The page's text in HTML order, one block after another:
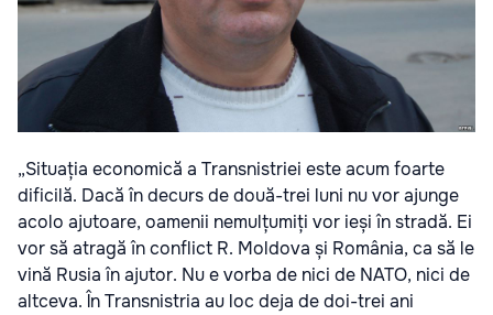
„Situația economică a Transnistriei este acum foarte
dificilă. Dacă în decurs de două-trei luni nu vor ajunge
acolo ajutoare, oamenii nemulțumiți vor ieși în stradă. Ei
vor să atragă în conflict R. Moldova și România, ca să le
vină Rusia în ajutor. Nu e vorba de nici de NATO, nici de
altceva. În Transnistria au loc deja de doi-trei ani